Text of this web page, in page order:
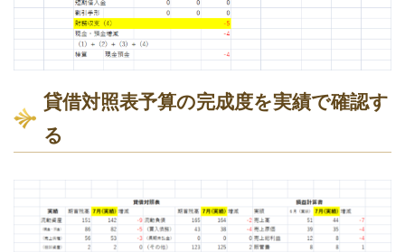
貸借対照表予算の完成度を実績で確認す
る